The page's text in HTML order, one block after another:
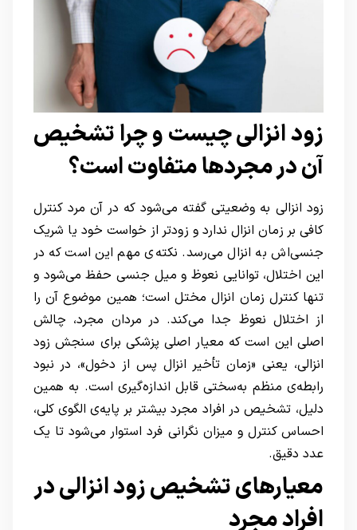
زود انزالی چیست و چرا تشخیص
آن در مجردها متفاوت است؟
زود انزالی به وضعیتی گفته می‌شود که در آن مرد کنترل
کافی بر زمان انزال ندارد و زودتر از خواست خود یا شریک
جنسی‌اش به انزال می‌رسد. نکته‌ی مهم این است که در
این اختلال، توانایی نعوظ و میل جنسی حفظ می‌شود و
تنها کنترل زمان انزال مختل است؛ همین موضوع آن را
از اختلال نعوظ جدا می‌کند. در مردان مجرد، چالش
اصلی این است که معیار اصلی پزشکی برای سنجش زود
انزالی، یعنی «زمان تأخیر انزال پس از دخول»، در نبود
رابطه‌ی منظم به‌سختی قابل اندازه‌گیری است. به همین
دلیل، تشخیص در افراد مجرد بیشتر بر پایه‌ی الگوی کلی،
احساس کنترل و میزان نگرانی فرد استوار می‌شود تا یک
عدد دقیق.
معیارهای تشخیص زود انزالی در
افراد مجرد